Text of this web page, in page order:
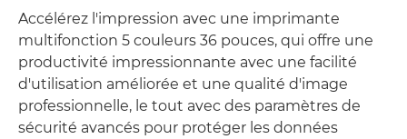
Accélérez l'impression avec une imprimante
multifonction 5 couleurs 36 pouces, qui offre une
productivité impressionnante avec une facilité
d'utilisation améliorée et une qualité d'image
professionnelle, le tout avec des paramètres de
sécurité avancés pour protéger les données